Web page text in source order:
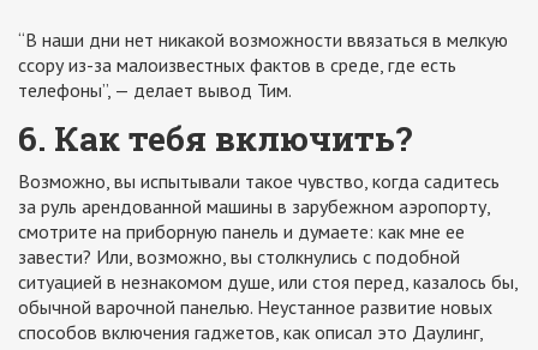
“В наши дни нет никакой возможности ввязаться в мелкую
ссору из-за малоизвестных фактов в среде, где есть
телефоны”, — делает вывод Тим.
6. Как тебя включить?
Возможно, вы испытывали такое чувство, когда садитесь
за руль арендованной машины в зарубежном аэропорту,
смотрите на приборную панель и думаете: как мне ее
завести? Или, возможно, вы столкнулись с подобной
ситуацией в незнакомом душе, или стоя перед, казалось бы,
обычной варочной панелью. Неустанное развитие новых
способов включения гаджетов, как описал это Даулинг,